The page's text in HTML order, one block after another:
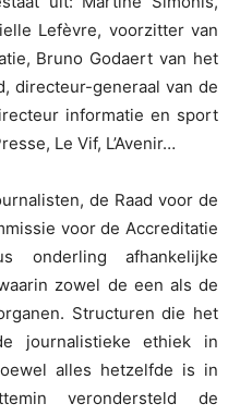
Lefèvre, voorzitter van
Bruno Godaert van het
directeur-generaal van de
informatie en sport
Le Vif, L’Avenir…
de Raad voor de
voor de Accreditatie
onderling afhankelijke
zowel de een als de
Structuren die het
journalistieke ethiek in
alles hetzelfde is in
verondersteld de